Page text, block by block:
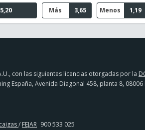
5,20 3,65
Más 1,19
Menos
con las siguientes licencias otorgadas por la
España, Avenida Diagonal 458, planta 8, 08006
/ FEJAR 900 533 025